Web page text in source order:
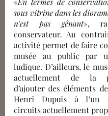
sous vitrine dans les
n'est pas gênant»,
conservateur. Au
activité permet de faire
musée au public par
ludique. D’ailleurs, le
actuellement de la
d’ajouter des éléments
Henri Dupuis à l’un
circuits actuellement